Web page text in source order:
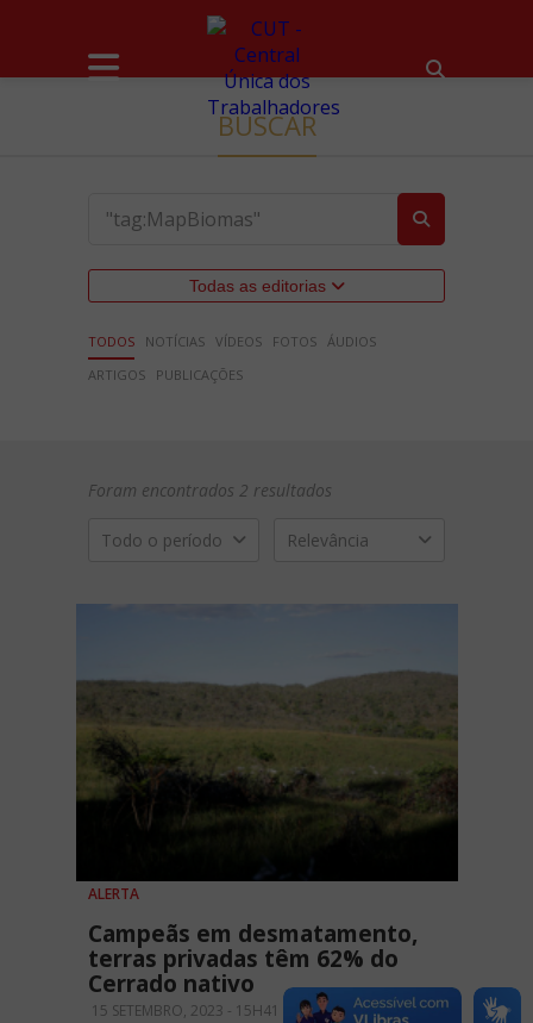
BUSCAR
Todas as editorias
TODOS NOTÍCIAS VÍDEOS FOTOS ÁUDIOS
ARTIGOS
PUBLICAÇÕES
Foram encontrados 2 resultados
Todo o período Relevância
ALERTA
Campeãs em desmatamento,
terras privadas têm 62% do
Cerrado nativo
15 SETEMBRO, 2023 - 15H41